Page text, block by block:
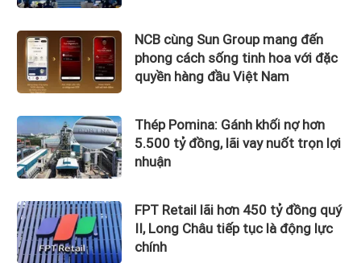
NCB cùng Sun Group mang đến
phong cách sống tinh hoa với đặc
quyền hàng đầu Việt Nam
Thép Pomina: Gánh khối nợ hơn
5.500 tỷ đồng, lãi vay nuốt trọn lợi
nhuận
FPT Retail lãi hơn 450 tỷ đồng quý
II, Long Châu tiếp tục là động lực
chính